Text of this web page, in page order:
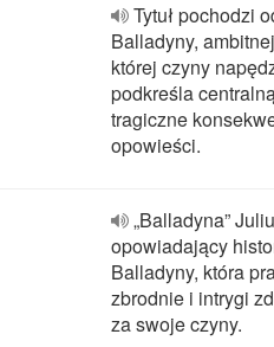
Tytuł pochodzi
Balladyny,
której czyny
podkreśla
tragiczne
opowieści.
„Balladyna”
opowiadający
Balladyny, która
zbrodnie i intrygi
za swoje czyny.